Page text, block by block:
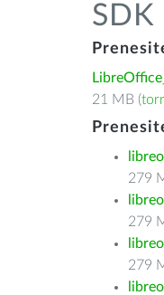
21 MB (
279
279
279